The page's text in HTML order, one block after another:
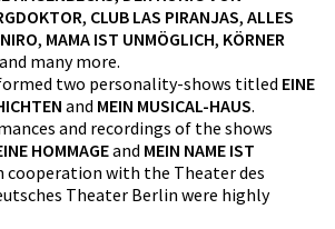
, CLUB LAS PIRANJAS, ALLES
, MAMA IST UNMÖGLICH, KÖRNER
and many more.
two personality-shows titled EINE
and MEIN MUSICAL-HAUS.
and recordings of the shows
HOMMAGEand MEIN NAME IST
cooperation with the Theater des
Theater Berlin were highly